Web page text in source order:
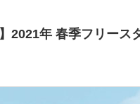
2021年 春季フリー